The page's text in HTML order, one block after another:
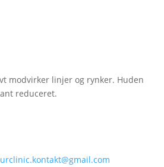
modvirker linjer og rynker. Huden
reduceret.